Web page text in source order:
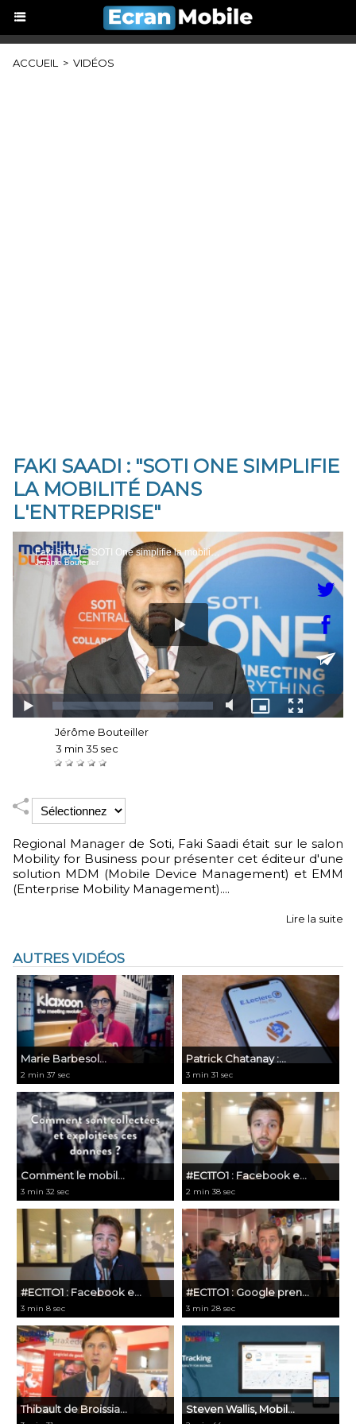
ACCUEIL > VIDÉOS
FAKI SAADI : "SOTI ONE SIMPLIFIE
LA MOBILITÉ DANS
L'ENTREPRISE"
Jérôme Bouteiller
3 min 35 sec
Regional Manager de Soti, Faki Saadi était sur le salon
Mobility for Business pour présenter cet éditeur d'une
solution MDM (Mobile Device Management) et EMM
(Enterprise Mobility Management)....
Lire la suite
AUTRES VIDÉOS
Marie Barbesol...
2 min 37 sec
​Patrick Chatanay :...
3 min 31 sec
​Comment le mobil...
3 min 32 sec
#EC1TO1 : Facebook e...
2 min 38 sec
#EC1TO1 : Facebook e...
3 min 8 sec
#EC1TO1 : Google pren...
3 min 28 sec
Thibault de Broissia... Steven Wallis, Mobil...